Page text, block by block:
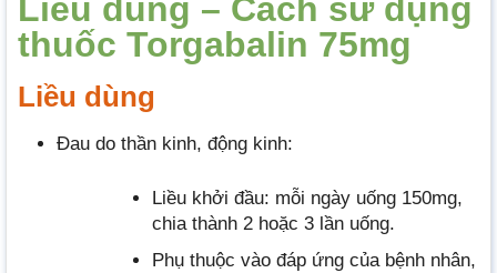
Liều dùng – Cách sử dụng
thuốc Torgabalin 75mg
Liều dùng
Đau do thần kinh, động kinh:
Liều khởi đầu: mỗi ngày uống 150mg,
chia thành 2 hoặc 3 lần uống.
Phụ thuộc vào đáp ứng của bệnh nhân,